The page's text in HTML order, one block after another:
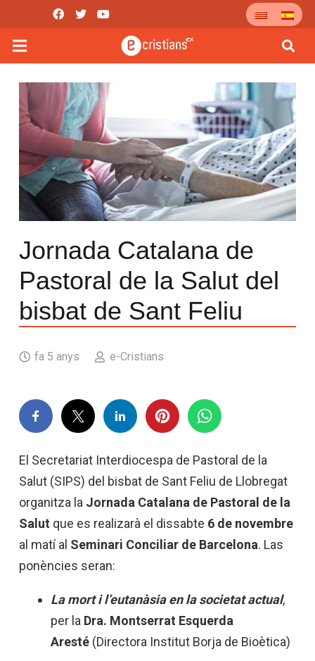
Jornada Catalana de
Pastoral de la Salut del
bisbat de Sant Feliu
fa 5 anys e-Cristians
El Secretariat Interdiocespa de Pastoral de la
Salut (SIPS) del bisbat de Sant Feliu de Llobregat
organitza la Jornada Catalana de Pastoral de la
Salut que es realizarà el dissabte 6 de novembre
al matí al Seminari Conciliar de Barcelona. Las
ponències seran:
La mort i l’eutanàsia en la societat actual,
per la Dra. Montserrat Esquerda
Aresté (Directora Institut Borja de Bioètica)